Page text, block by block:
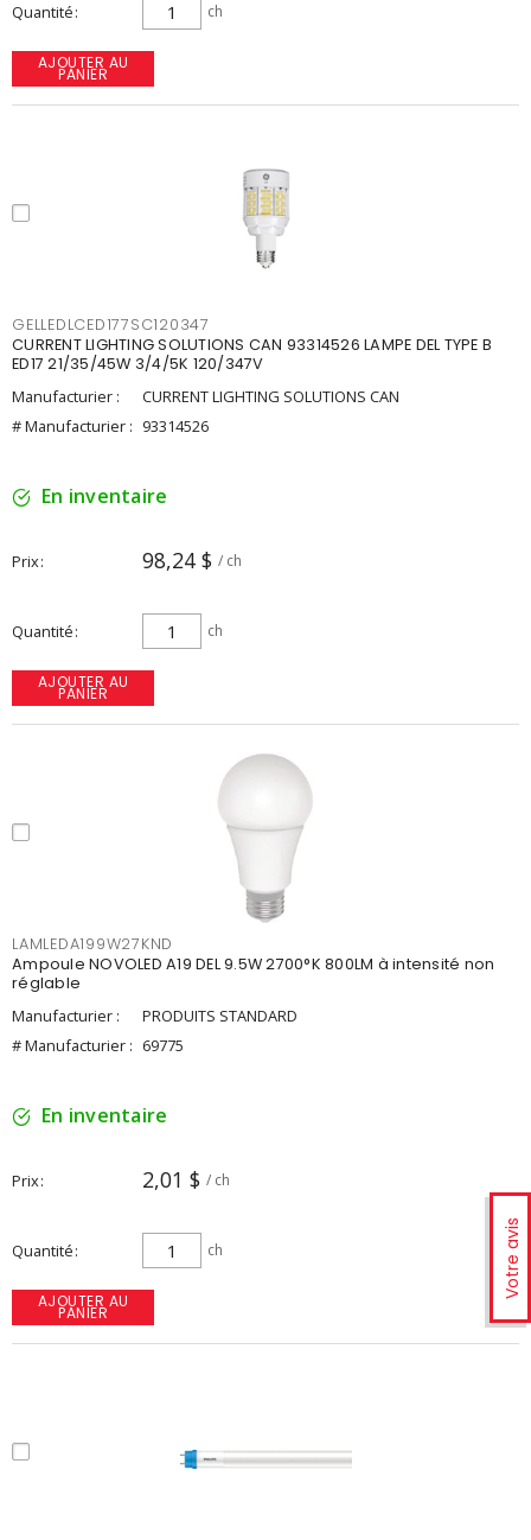
Votre avis
Quantité ch
AJOUTER AU
PANIER
GELLEDLCED177SC120347
CURRENT LIGHTING SOLUTIONS CAN 93314526 LAMPE DEL TYPE B
ED17 21/35/45W 3/4/5K 120/347V
Manufacturier :
CURRENT LIGHTING SOLUTIONS CAN
# Manufacturier : 93314526
En inventaire
Prix 98,24 $ / ch
Quantité ch
AJOUTER AU
PANIER
LAMLEDA199W27KND
Ampoule NOVOLED A19 DEL 9.5W 2700°K 800LM à intensité non
réglable
Manufacturier :
PRODUITS STANDARD
# Manufacturier : 69775
En inventaire
Prix 2,01 $ / ch
Quantité ch
AJOUTER AU
PANIER